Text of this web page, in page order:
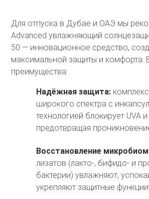
Для отпуска в Дубае и ОАЭ мы
Advanced увлажняющий
50 — инновационное средство,
максимальной защиты и комфорта.
преимущества:
Надёжная защита:
широкого спектра с
технологией блокирует UVA и
предотвращая
Восстановление
лизатов (лакто-, бифидо- и
бактерии) увлажняют,
укрепляют защитные